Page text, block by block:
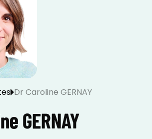
Dr Caroline GERNAY
GERNAY